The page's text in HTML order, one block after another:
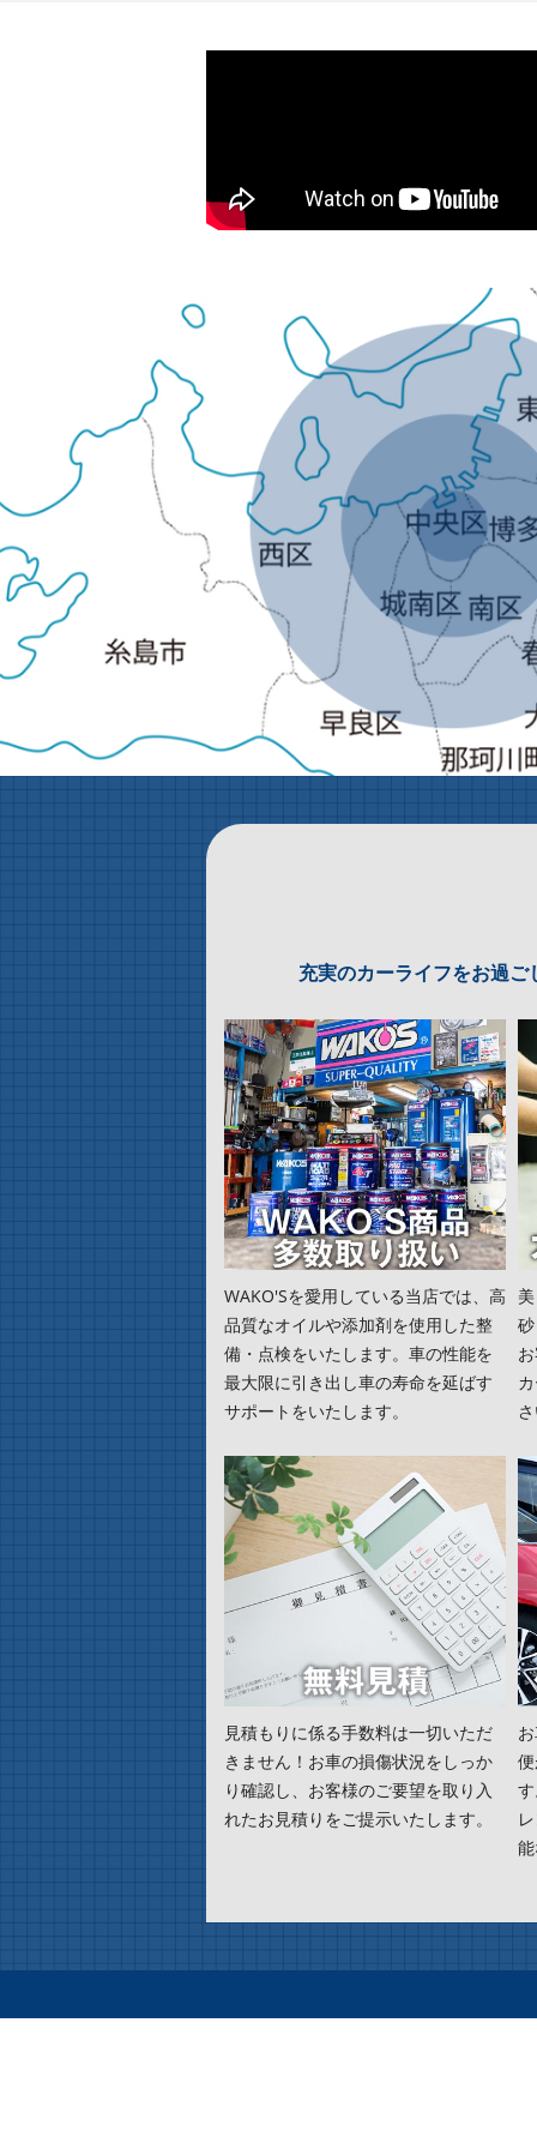
充実のカーライフをお過
WAKO'Sを愛用している当店では、高
品質なオイルや添加剤を使用した整
備・点検をいたします。車の性能を
最大限に引き出し車の寿命を延ばす
サポートをいたします。
見積もりに係る手数料は一切いただ
きません！お車の損傷状況をしっか
り確認し、お客様のご要望を取り入
れたお見積りをご提示いたします。